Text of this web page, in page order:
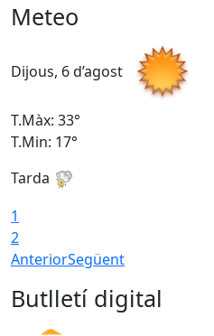
Meteo
Dijous, 6 d’agost
T.Màx: 33°
T.Min: 17°
Tarda
1
2
AnteriorSegüent
Butlletí digital